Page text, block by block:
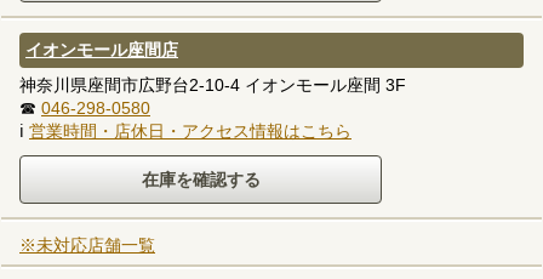
イオンモール座間店
神奈川県座間市広野台2-10-4 イオンモール座間 3F
☎ 046-298-0580
ℹ 営業時間・店休日・アクセス情報はこちら
※未対応店舗一覧